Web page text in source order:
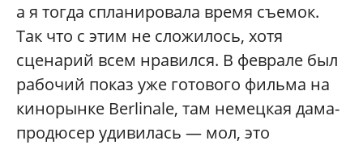
а я тогда спланировала время съемок.
Так что с этим не сложилось, хотя
сценарий всем нравился. В феврале был
рабочий показ уже готового фильма на
кинорынке Berlinale, там немецкая дама-
продюсер удивилась — мол, это